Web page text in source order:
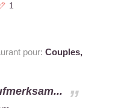
1
pour: Couples,